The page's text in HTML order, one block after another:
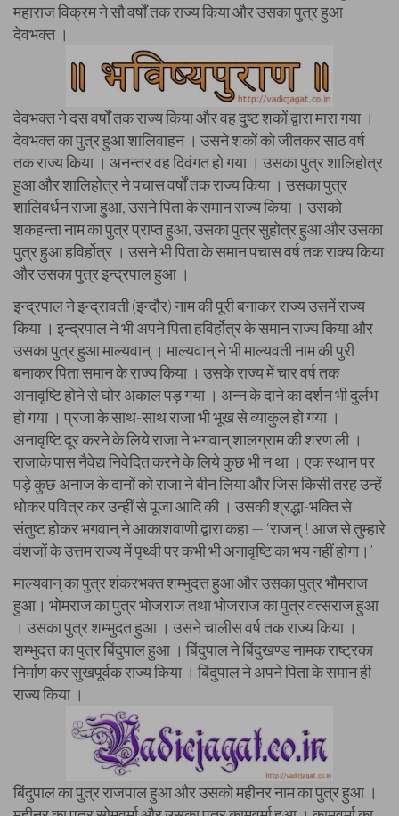
महाराज विक्रम ने सौ वर्षों तक राज्य किया और उसका पुत्र हुआ
देवभक्त ।
देवभक्त ने दस वर्षों तक राज्य किया और वह दुष्ट शकों द्वारा मारा गया ।
देवभक्त का पुत्र हुआ शालिवाहन । उसने शकों को जीतकर साठ वर्ष
तक राज्य किया । अनन्तर वह दिवंगत हो गया । उसका पुत्र शालिहोत्र
हुआ और शालिहोत्र ने पचास वर्षों तक राज्य किया । उसका पुत्र
शालिवर्धन राजा हुआ, उसने पिता के समान राज्य किया । उसको
शकहन्ता नाम का पुत्र प्राप्त हुआ, उसका पुत्र सुहोत्र हुआ और उसका
पुत्र हुआ हविर्होत्र । उसने भी पिता के समान पचास वर्ष तक राक्य किया
और उसका पुत्र इन्द्रपाल हुआ ।
इन्द्रपाल ने इन्द्रावती (इन्दौर) नाम की पूरी बनाकर राज्य उसमें राज्य
किया । इन्द्रपाल ने भी अपने पिता हविर्होत्र के समान राज्य किया और
उसका पुत्र हुआ माल्यवान् । माल्यवान् ने भी माल्यवती नाम की पुरी
बनाकर पिता समान के राज्य किया । उसके राज्य में चार वर्ष तक
अनावृष्टि होने से घोर अकाल पड़ गया । अन्न के दाने का दर्शन भी दुर्लभ
हो गया । प्रजा के साथ-साथ राजा भी भूख से व्याकुल हो गया ।
अनावृष्टि दूर करने के लिये राजा ने भगवान् शालग्राम की शरण ली ।
राजाके पास नैवेद्य निवेदित करने के लिये कुछ भी न था । एक स्थान पर
पड़े कुछ अनाज के दानों को राजा ने बीन लिया और जिस किसी तरह उन्हें
धोकर पवित्र कर उन्हीं से पूजा आदि की । उसकी श्रद्धा-भक्ति से
संतुष्ट होकर भगवान् ने आकाशवाणी द्वारा कहा — ‘राजन् ! आज से तुम्हारे
वंशजों के उत्तम राज्य में पृथ्वी पर कभी भी अनावृष्टि का भय नहीं होगा।’
माल्यवान् का पुत्र शंकरभक्त शम्भुदत्त हुआ और उसका पुत्र भौमराज
हुआ। भोमराज का पुत्र भोजराज तथा भोजराज का पुत्र वत्सराज हुआ
। उसका पुत्र शम्भुदत हुआ । उसने चालीस वर्ष तक राज्य किया ।
शम्भुदत्त का पुत्र बिंदुपाल हुआ । बिंदुपाल ने बिंदुखण्ड नामक राष्ट्रका
निर्माण कर सुखपूर्वक राज्य किया । बिंदुपाल ने अपने पिता के समान ही
राज्य किया ।
बिंदुपाल का पुत्र राजपाल हुआ और उसको महीनर नाम का पुत्र हुआ ।